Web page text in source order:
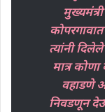
त्यांनी
मात्र
वहाडणे
निवडणून